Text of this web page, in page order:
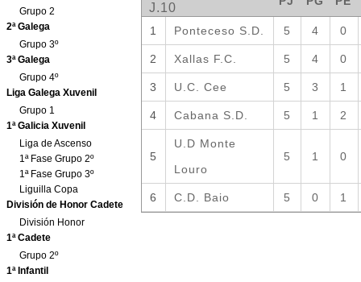
Grupo 2
2ª Galega
Grupo 3º
3ª Galega
Grupo 4º
Liga Galega Xuvenil
Grupo 1
1ª Galicia Xuvenil
Liga de Ascenso
1ª Fase Grupo 2º
1ª Fase Grupo 3º
Liguilla Copa
División de Honor Cadete
División Honor
1ª Cadete
Grupo 2º
1ª Infantil